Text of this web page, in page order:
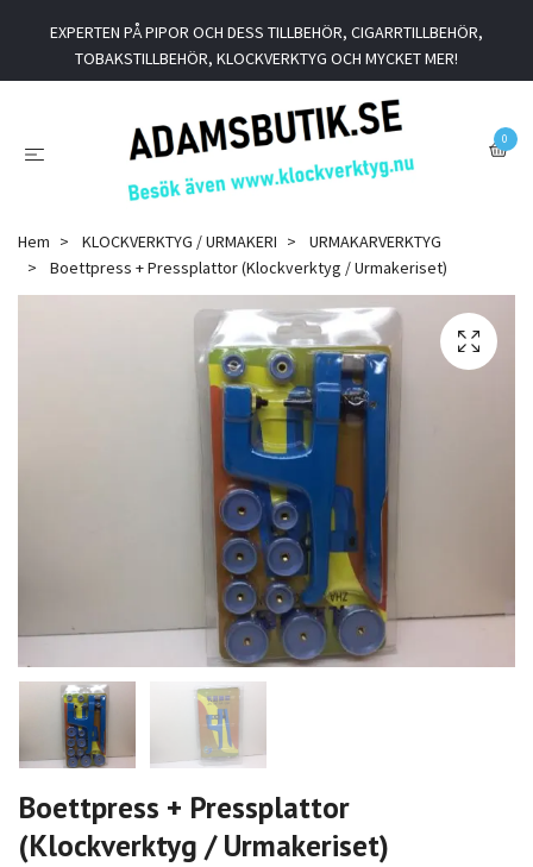
EXPERTEN PÅ PIPOR OCH DESS TILLBEHÖR, CIGARRTILLBEHÖR,
TOBAKSTILLBEHÖR, KLOCKVERKTYG OCH MYCKET MER!
0
Hem KLOCKVERKTYG / URMAKERI
URMAKARVERKTYG
Boettpress + Pressplattor (Klockverktyg / Urmakeriset)
Boettpress + Pressplattor
(Klockverktyg / Urmakeriset)